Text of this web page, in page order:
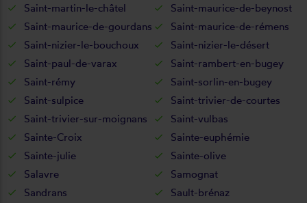
Saint-martin-le-châtel
Saint-maurice-de-beynost
Saint-maurice-de-gourdans
Saint-maurice-de-rémens
Saint-nizier-le-bouchoux
Saint-nizier-le-désert
Saint-paul-de-varax
Saint-rambert-en-bugey
Saint-rémy
Saint-sorlin-en-bugey
Saint-sulpice
Saint-trivier-de-courtes
Saint-trivier-sur-moignans
Saint-vulbas
Sainte-Croix
Sainte-euphémie
Sainte-julie
Sainte-olive
Salavre
Samognat
Sandrans
Sault-brénaz